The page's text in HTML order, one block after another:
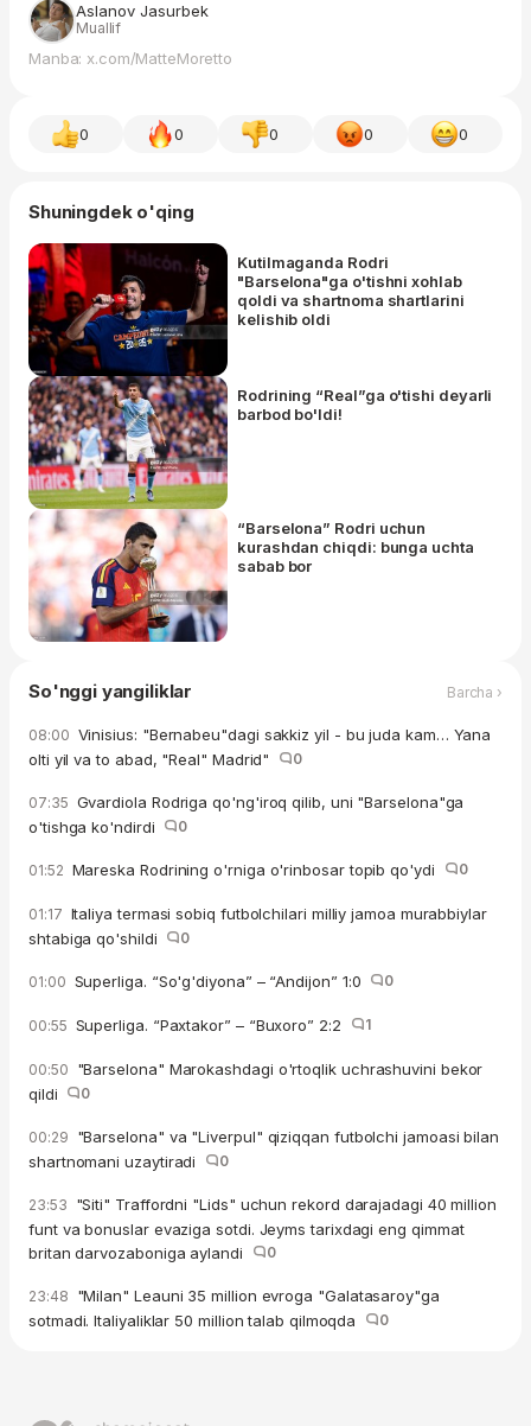
Aslanov Jasurbek
Muallif
Manba: x.com/MatteMoretto
0 0 0 0 0
Shuningdek o'qing
Kutilmaganda Rodri
"Barselona"ga o'tishni xohlab
qoldi va shartnoma shartlarini
kelishib oldi
Rodrining “Real”ga o'tishi deyarli
barbod bo'ldi!
“Barselona” Rodri uchun
kurashdan chiqdi: bunga uchta
sabab bor
So'nggi yangiliklar Barcha ›
08:00 Vinisius: "Bernabeu"dagi sakkiz yil - bu juda kam… Yana
olti yil va to abad, "Real" Madrid"
0
07:35 Gvardiola Rodriga qo'ng'iroq qilib, uni "Barselona"ga
o'tishga ko'ndirdi
0
01:52 Mareska Rodrining o'rniga o'rinbosar topib qo'ydi 0
01:17 Italiya termasi sobiq futbolchilari milliy jamoa murabbiylar
shtabiga qo'shildi
0
01:00 Superliga. “So'g'diyona” – “Andijon” 1:0 0
00:55 Superliga. “Paxtakor” – “Buxoro” 2:2 1
00:50 "Barselona" Marokashdagi o'rtoqlik uchrashuvini bekor
qildi
0
00:29 "Barselona" va "Liverpul" qiziqqan futbolchi jamoasi bilan
shartnomani uzaytiradi
0
23:53 "Siti" Traffordni "Lids" uchun rekord darajadagi 40 million
funt va bonuslar evaziga sotdi. Jeyms tarixdagi eng qimmat
britan darvozaboniga aylandi
0
23:48 "Milan" Leauni 35 million evroga "Galatasaroy"ga
sotmadi. Italiyaliklar 50 million talab qilmoqda
0